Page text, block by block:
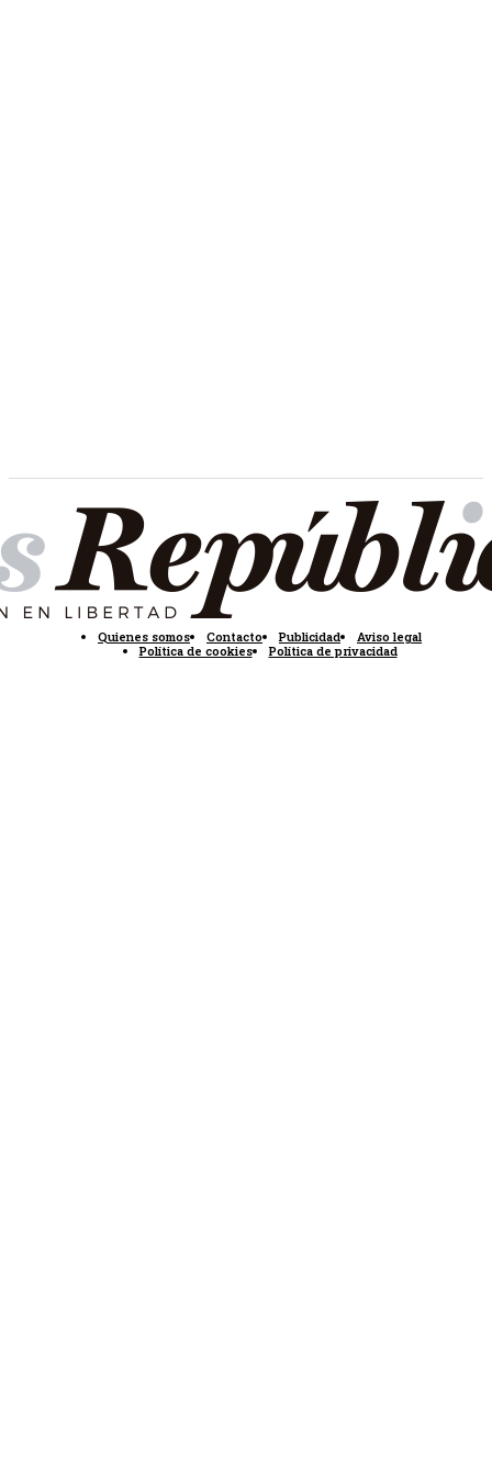
Quienes somos Contacto Publicidad
Aviso legal
Política de cookies
Política de privacidad